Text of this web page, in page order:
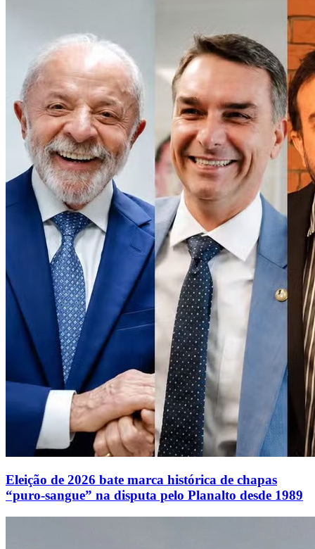
Eleição de 2026 bate marca histórica de chapas
“puro-sangue” na disputa pelo Planalto desde 1989